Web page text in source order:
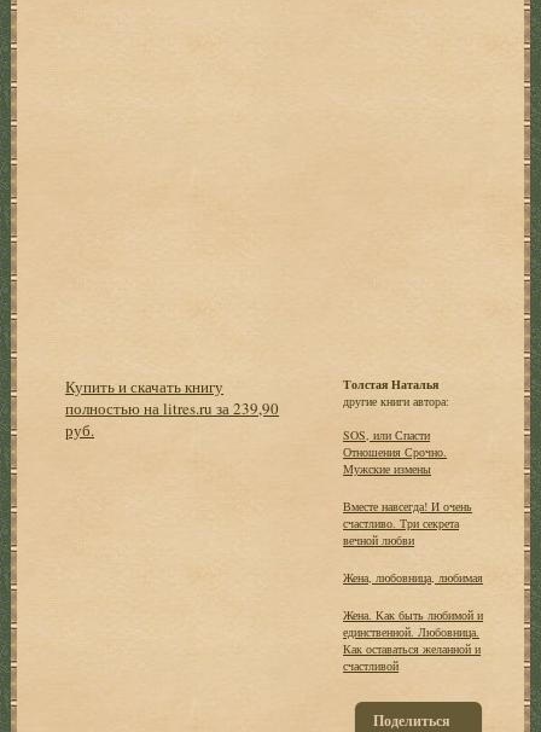
Купить и скачать книгу
полностью на litres.ru за 239,90
руб.
Толстая Наталья
другие книги автора:
SOS, или Спасти
Отношения Срочно.
Мужские измены
Вместе навсегда! И очень
счастливо. Три секрета
вечной любви
Жена, любовница, любимая
Жена. Как быть любимой и
единственной. Любовница.
Как оставаться желанной и
счастливой
Поделиться